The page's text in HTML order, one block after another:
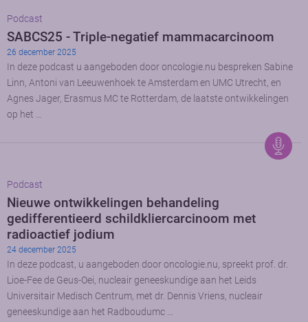
Podcast
SABCS25 - Triple-negatief mammacarcinoom
26 december 2025
In deze podcast u aangeboden door oncologie.nu bespreken Sabine
Linn, Antoni van Leeuwenhoek te Amsterdam en UMC Utrecht, en
Agnes Jager, Erasmus MC te Rotterdam, de laatste ontwikkelingen
op het …
Podcast
Nieuwe ontwikkelingen behandeling
gedifferentieerd schildkliercarcinoom met
radioactief jodium
24 december 2025
In deze podcast, u aangeboden door oncologie.nu, spreekt prof. dr.
Lioe-Fee de Geus-Oei, nucleair geneeskundige aan het Leids
Universitair Medisch Centrum, met dr. Dennis Vriens, nucleair
geneeskundige aan het Radboudumc …